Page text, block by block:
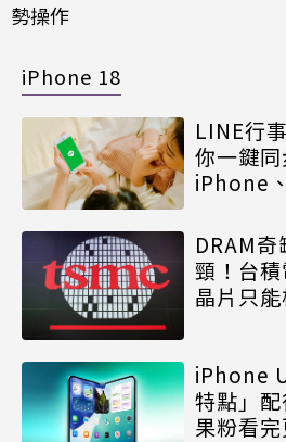
勢操作
iPhone 18
LINE行
你一鍵
iPhone
DRAM
頸！台
晶片只
iPhone
特點」
果粉看